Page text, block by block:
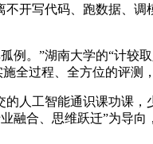
开写代码、跑数据、
。”湖南大学的“计较
全过程、全方位的评测
工智能通识课功课，
合、思维跃迁”为导向